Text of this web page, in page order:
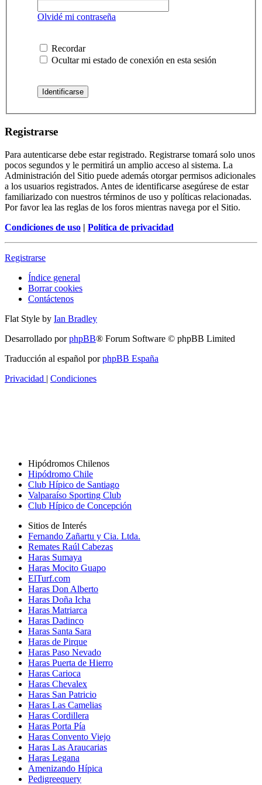
Olvidé mi contraseña
Recordar
Ocultar mi estado de conexión en esta sesión
Registrarse
Para autenticarse debe estar registrado. Registrarse tomará solo unos
pocos segundos y le permitirá un amplio acceso al sistema. La
Administración del Sitio puede además otorgar permisos adicionales
a los usuarios registrados. Antes de identificarse asegúrese de estar
familiarizado con nuestros términos de uso y políticas relacionadas.
Por favor lea las reglas de los foros mientras navega por el Sitio.
Condiciones de uso | Política de privacidad
Registrarse
Índice general
Borrar cookies
Contáctenos
Flat Style by Ian Bradley
Desarrollado porphpBB® Forum Software © phpBB Limited
Traducción al español porphpBB España
Privacidad | Condiciones
Hipódromos Chilenos
Hipódromo Chile
Club Hípico de Santiago
Valparaíso Sporting Club
Club Hípico de Concepción
Sitios de Interés
Fernando Zañartu y Cia. Ltda.
Remates Raúl Cabezas
Haras Sumaya
Haras Mocito Guapo
ElTurf.com
Haras Don Alberto
Haras Doña Icha
Haras Matriarca
Haras Dadinco
Haras Santa Sara
Haras de Pirque
Haras Paso Nevado
Haras Puerta de Hierro
Haras Carioca
Haras Chevalex
Haras San Patricio
Haras Las Camelias
Haras Cordillera
Haras Porta Pía
Haras Convento Viejo
Haras Las Araucarias
Haras Legana
Amenizando Hípica
Pedigreequery